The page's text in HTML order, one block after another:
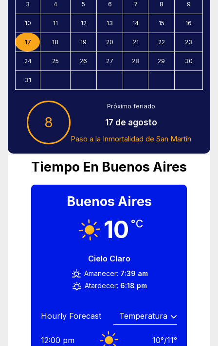
3 4 5 6 7 8 9
10 11 12 13 14 15 16
17 18 19 20 21 22 23
24 25 26 27 28 29 30
31
8
Próximo feriado
17 de agosto
Paso a la Inmortalidad de San Martín
Tiempo En Buenos Aires
Buenos Aires
10 °C
Cielo Claro
Amanecer: 7:39 am
Atardecer: 6:18 pm
Hourly Forecast
12:00 pm 10°/11°